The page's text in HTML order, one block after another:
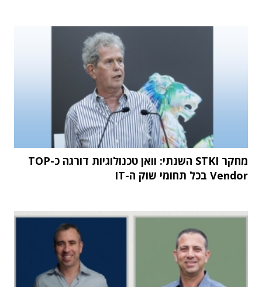
מחקר STKI השנתי: וואן טכנולוגיות דורגה כ-TOP
Vendor בכל תחומי שוק ה-IT